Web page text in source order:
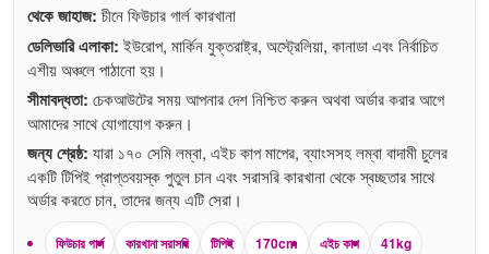
থেকে জাহাজ: চীনে ফিউচার গার্ল কারখানা
ডেলিভারি এলাকা: ইউরোপ, মার্কিন যুক্তরাষ্ট্র, অস্ট্রেলিয়া, কানাডা এবং নির্বাচিত
এশীয় অঞ্চলে পাঠানো হয়।
সীমাবদ্ধতা: চেকআউটের সময় আপনার দেশ নিশ্চিত করুন অথবা অর্ডার করার আগে
আমাদের সাথে যোগাযোগ করুন।
জন্য শ্রেষ্ঠ: যারা ১৭০ সেমি লম্বা, এইচ কাপ মাপের, ব্যাংসসহ লম্বা বাদামী চুলের
একটি টিপিই প্রাপ্তবয়স্ক পুতুল চান এবং সরাসরি কারখানা থেকে স্বচ্ছতার সাথে
অর্ডার করতে চান, তাদের জন্য এটি সেরা।
ফিউচার গার্ল কারখানা সরাসরি টিপিই 170cm এইচ কাপ 41kg